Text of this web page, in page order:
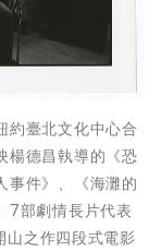
約臺北文化中心合
楊德昌執導的《恐
事件》、《海灘的
7部劇情長片代表
之作四段式電影